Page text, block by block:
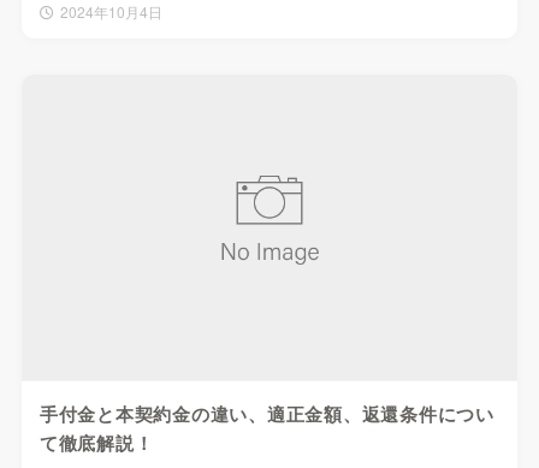
2024年10月4日
手付金と本契約金の違い、適正金額、返還条件につい
て徹底解説！